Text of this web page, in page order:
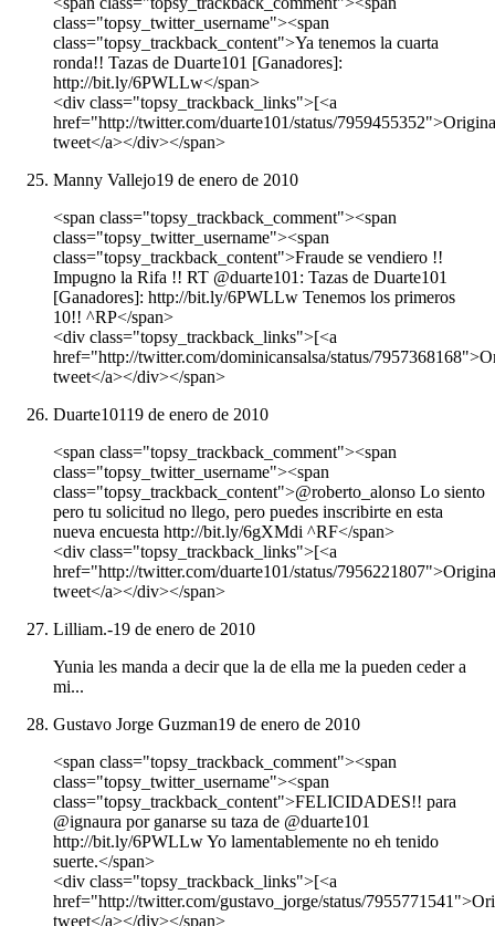
class="topsy_twitter_username"><span
class="topsy_trackback_content">Ya tenemos la cuarta
ronda!! Tazas de Duarte101 [Ganadores]:
http://bit.ly/6PWLLw</span>
<div class="topsy_trackback_links">[<a
href="http://twitter.com/duarte101/status/
tweet</a></div></span>
Manny Vallejo19 de enero de 2010
<span class="topsy_trackback_comment"><span
class="topsy_twitter_username"><span
class="topsy_trackback_content">Fraude se vendiero !!
Impugno la Rifa !! RT @duarte101: Tazas de Duarte101
[Ganadores]: http://bit.ly/6PWLLw Tenemos los primeros
10!! ^RP</span>
<div class="topsy_trackback_links">[<a
href="http://twitter.com/dominicansalsa/status/
tweet</a></div></span>
Duarte10119 de enero de 2010
<span class="topsy_trackback_comment"><span
class="topsy_twitter_username"><span
class="topsy_trackback_content">@roberto_alonso Lo siento
pero tu solicitud no llego, pero puedes inscribirte en esta
nueva encuesta http://bit.ly/6gXMdi ^RF</span>
<div class="topsy_trackback_links">[<a
href="http://twitter.com/duarte101/status/
tweet</a></div></span>
Lilliam.-19 de enero de 2010
Yunia les manda a decir que la de ella me la pueden ceder a
mi...
Gustavo Jorge Guzman19 de enero de 2010
<span class="topsy_trackback_comment"><span
class="topsy_twitter_username"><span
class="topsy_trackback_content">FELICIDADES!! para
@ignaura por ganarse su taza de @duarte101
http://bit.ly/6PWLLw Yo lamentablemente no eh tenido
suerte.</span>
<div class="topsy_trackback_links">[<a
href="http://twitter.com/gustavo_jorge/status/
tweet</a></div></span>